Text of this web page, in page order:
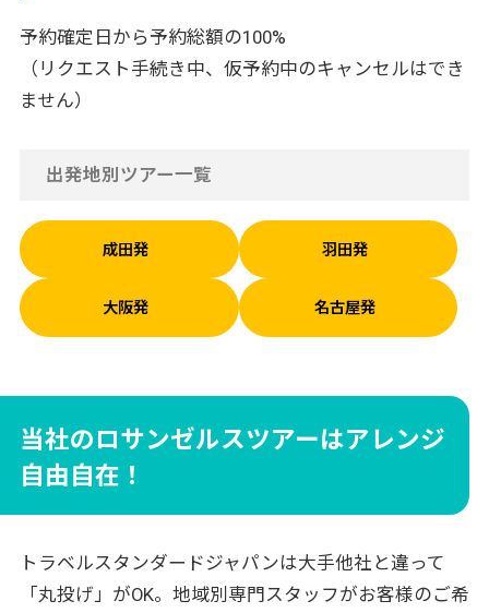
予約確定日から予約総額の100%
（リクエスト手続き中、仮予約中のキャンセルはでき
ません）
出発地別ツアー一覧
成田発 羽田発
大阪発 名古屋発
当社のロサンゼルスツアーはアレンジ
自由自在！
トラベルスタンダードジャパンは大手他社と違って
「丸投げ」がOK。地域別専門スタッフがお客様のご希